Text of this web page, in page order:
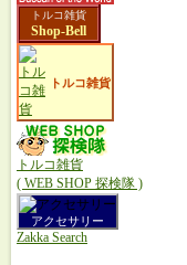
トルコ雑貨
Shop-Bell
トルコ雑貨
トルコ雑貨
( WEB SHOP 探検隊 )
アクセサリー
Zakka Search